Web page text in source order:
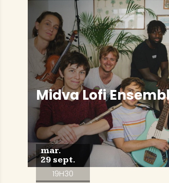
Midva Lofi
mar.
29 sept.
19H30